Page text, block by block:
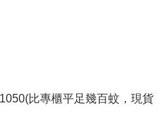
比專櫃平足幾百蚊，現貨